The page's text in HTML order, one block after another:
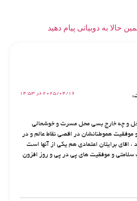
حالا به دوبیاتی پیام دهید
2025/04/16 در 14:53
و چه خارج بسی محل مسرت و خوشحالی
هموطنانشان در اقصی نقاط عالم و در
اقای برایتان اعتمادی هم یکی از آنها است
سلامتی و موفقیت های پی در پی و روز افزون